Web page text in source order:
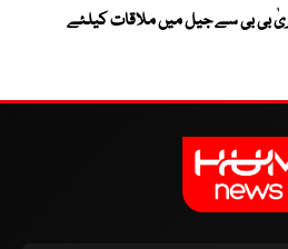
بی بی سے جیل میں ملاقات کیلئے